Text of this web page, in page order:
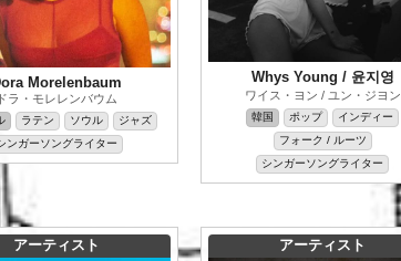
Morelenbaum
ドラ・モレレンバウム
ラテン ソウル
ジャズ
ンガーソングライター
Whys Young / 윤지영
ワイス・ヨン / ユン・ジヨン
韓国 ポップ
インディー
フォーク / ルーツ
シンガーソングライター
アーティスト アーティスト